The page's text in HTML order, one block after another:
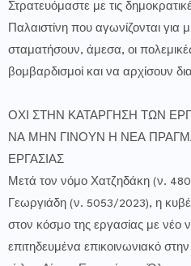
Στρατευόμαστε με τις
Παλαιστίνη που αγωνίζονται για
σταματήσουν, άμεσα, οι πολεμικές
βομβαρδισμοί και να αρχίσουν
ΟΧΙ ΣΤΗΝ ΚΑΤΑΡΓΗΣΗ ΤΩΝ
ΝΑ ΜΗΝ ΓΙΝΟΥΝ Η ΝΕΑ
ΕΡΓΑΣΙΑΣ
Μετά τον νόμο Χατζηδάκη (ν.
Γεωργιάδη (ν. 5053/2023), η
στον κόσμο της εργασίας με νέο
επιτηδευμένα επικοινωνιακό